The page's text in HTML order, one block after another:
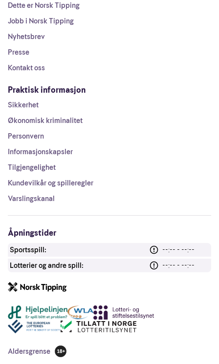
Dette er Norsk Tipping
Jobb i Norsk Tipping
Nyhetsbrev
Presse
Kontakt oss
Praktisk informasjon
Sikkerhet
Økonomisk kriminalitet
Personvern
Informasjonskapsler
Tilgjengelighet
Kundevilkår og spilleregler
Varslingskanal
Åpningstider
Sportsspill:
--:-- - --:--
Lotterier og andre spill:
--:-- - --:--
Andre lenker
Aldersgrense
18 år